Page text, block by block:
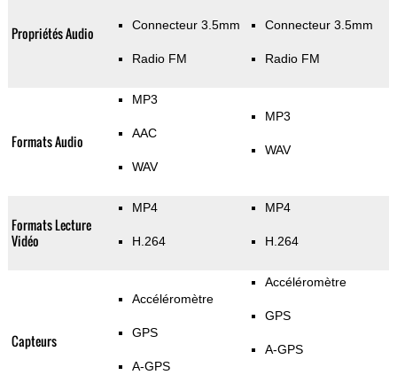
Propriétés Audio Connecteur 3.5mm
Radio FM
Connecteur 3.5mm
Radio FM
Formats Audio
MP3
AAC
WAV
MP3
WAV
Formats Lecture
Vidéo
MP4
H.264
MP4
H.264
Capteurs
Accéléromètre
GPS
A-GPS
Accéléromètre
GPS
A-GPS